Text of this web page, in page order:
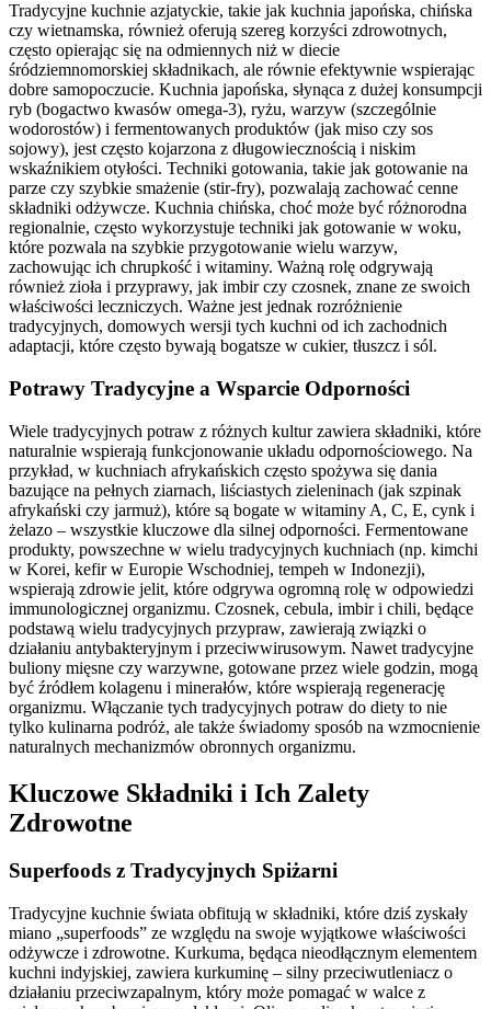
Tradycyjne kuchnie azjatyckie, takie jak kuchnia japońska, chińska
czy wietnamska, również oferują szereg korzyści zdrowotnych,
często opierając się na odmiennych niż w diecie
śródziemnomorskiej składnikach, ale równie efektywnie wspierając
dobre samopoczucie. Kuchnia japońska, słynąca z dużej konsumpcji
ryb (bogactwo kwasów omega-3), ryżu, warzyw (szczególnie
wodorostów) i fermentowanych produktów (jak miso czy sos
sojowy), jest często kojarzona z długowiecznością i niskim
wskaźnikiem otyłości. Techniki gotowania, takie jak gotowanie na
parze czy szybkie smażenie (stir-fry), pozwalają zachować cenne
składniki odżywcze. Kuchnia chińska, choć może być różnorodna
regionalnie, często wykorzystuje techniki jak gotowanie w woku,
które pozwala na szybkie przygotowanie wielu warzyw,
zachowując ich chrupkość i witaminy. Ważną rolę odgrywają
również zioła i przyprawy, jak imbir czy czosnek, znane ze swoich
właściwości leczniczych. Ważne jest jednak rozróżnienie
tradycyjnych, domowych wersji tych kuchni od ich zachodnich
adaptacji, które często bywają bogatsze w cukier, tłuszcz i sól.
Potrawy Tradycyjne a Wsparcie Odporności
Wiele tradycyjnych potraw z różnych kultur zawiera składniki, które
naturalnie wspierają funkcjonowanie układu odpornościowego. Na
przykład, w kuchniach afrykańskich często spożywa się dania
bazujące na pełnych ziarnach, liściastych zieleninach (jak szpinak
afrykański czy jarmuż), które są bogate w witaminy A, C, E, cynk i
żelazo – wszystkie kluczowe dla silnej odporności. Fermentowane
produkty, powszechne w wielu tradycyjnych kuchniach (np. kimchi
w Korei, kefir w Europie Wschodniej, tempeh w Indonezji),
wspierają zdrowie jelit, które odgrywa ogromną rolę w odpowiedzi
immunologicznej organizmu. Czosnek, cebula, imbir i chili, będące
podstawą wielu tradycyjnych przypraw, zawierają związki o
działaniu antybakteryjnym i przeciwwirusowym. Nawet tradycyjne
buliony mięsne czy warzywne, gotowane przez wiele godzin, mogą
być źródłem kolagenu i minerałów, które wspierają regenerację
organizmu. Włączanie tych tradycyjnych potraw do diety to nie
tylko kulinarna podróż, ale także świadomy sposób na wzmocnienie
naturalnych mechanizmów obronnych organizmu.
Kluczowe Składniki i Ich Zalety
Zdrowotne
Superfoods z Tradycyjnych Spiżarni
Tradycyjne kuchnie świata obfitują w składniki, które dziś zyskały
miano „superfoods” ze względu na swoje wyjątkowe właściwości
odżywcze i zdrowotne. Kurkuma, będąca nieodłącznym elementem
kuchni indyjskiej, zawiera kurkuminę – silny przeciwutleniacz o
działaniu przeciwzapalnym, który może pomagać w walce z